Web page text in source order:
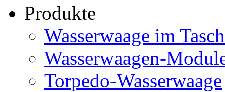
Produkte
Wasserwaage im
Wasserwaagen-
Torpedo-Wasserwaage